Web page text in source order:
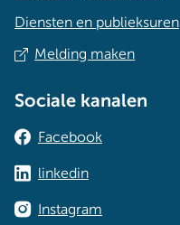
Diensten en publieksuren
Melding maken
Sociale kanalen
Facebook
linkedin
Instagram